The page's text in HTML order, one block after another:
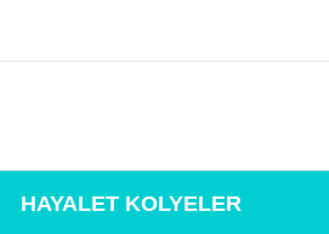
HAYALET KOLYELER